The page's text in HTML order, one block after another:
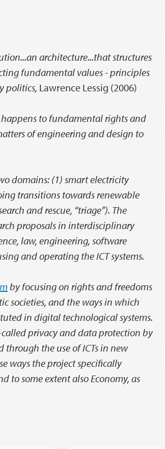
architecture...that structures
fundamental values - principles
politics, Lawrence Lessig (2006)
to fundamental rights and
of engineering and design to
domains: (1) smart electricity
transitions towards renewable
and rescue, “triage”). The
proposals in interdisciplinary
law, engineering, software
and operating the ICT systems.
by focusing on rights and freedoms
societies, and the ways in which
in digital technological systems.
privacy and data protection by
the use of ICTs in new
ways the project specifically
to some extent also Economy, as